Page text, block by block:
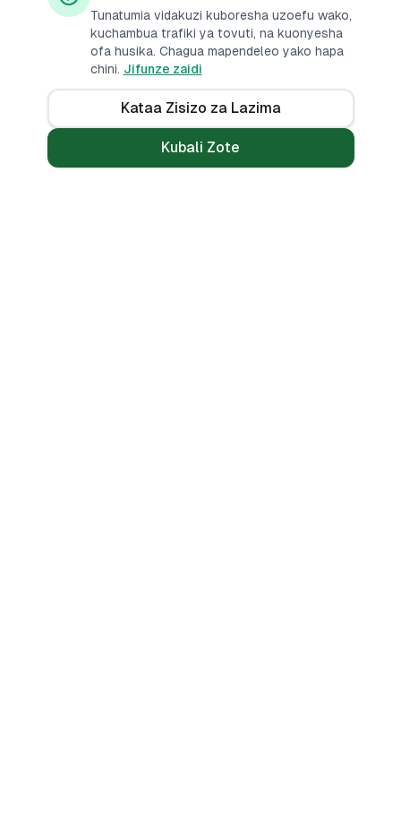
Tunatumia vidakuzi kuboresha uzoefu wako,
kuchambua trafiki ya tovuti, na kuonyesha
ofa husika. Chagua mapendeleo yako hapa
chini. Jifunze zaidi
Kataa Zisizo za Lazima
Kubali Zote